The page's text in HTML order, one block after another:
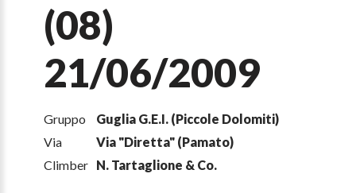
(08)
21/06/2009
Gruppo
Guglia G.E.I. (Piccole Dolomiti)
Via
Via "Diretta" (Pamato)
Climber N. Tartaglione & Co.